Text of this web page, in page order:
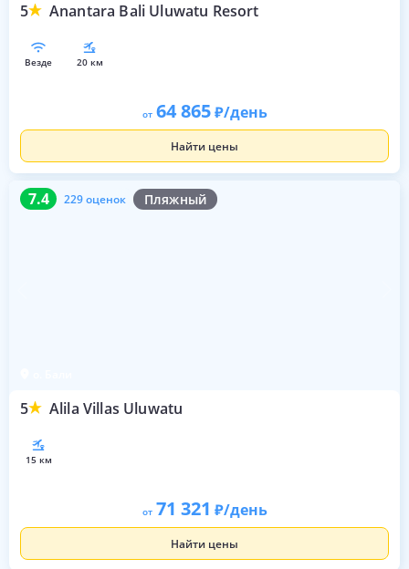
5 Anantara Bali Uluwatu Resort
везде 20 км
от 64 865 /день
Найти цены
7.4 229 оценок Пляжный
5 Alila Villas Uluwatu
7.4 229 оценок
15 км
от 71 321 /день
Найти цены